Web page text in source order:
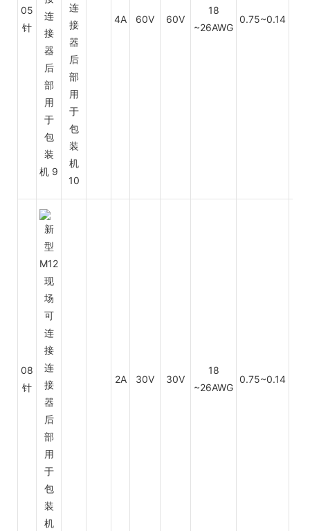
05
针
4A 60V 60V
18
~26AWG
0.75~0.14
08
针
2A 30V 30V
18
~26AWG
0.75~0.14